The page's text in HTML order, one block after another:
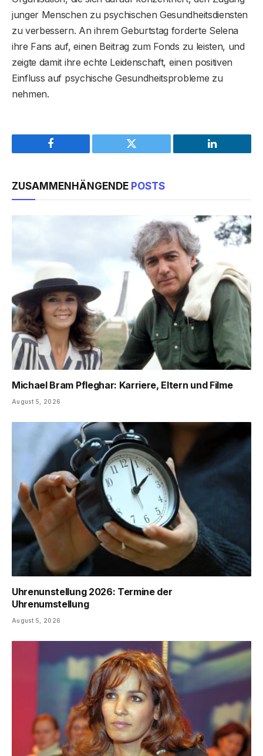
junger Menschen zu psychischen Gesundheitsdiensten
zu verbessern. An ihrem Geburtstag forderte Selena
ihre Fans auf, einen Beitrag zum Fonds zu leisten, und
zeigte damit ihre echte Leidenschaft, einen positiven
Einfluss auf psychische Gesundheitsprobleme zu
nehmen.
Facebook Twitter LinkedIn
ZUSAMMENHÄNGENDE POSTS
Michael Bram Pfleghar: Karriere, Eltern und Filme
August 5, 2026
Uhrenunstellung 2026: Termine der
Uhrenumstellung
August 5, 2026